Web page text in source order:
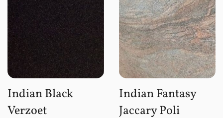
Indian Black
Verzoet
Indian Fantasy
Jaccary Poli